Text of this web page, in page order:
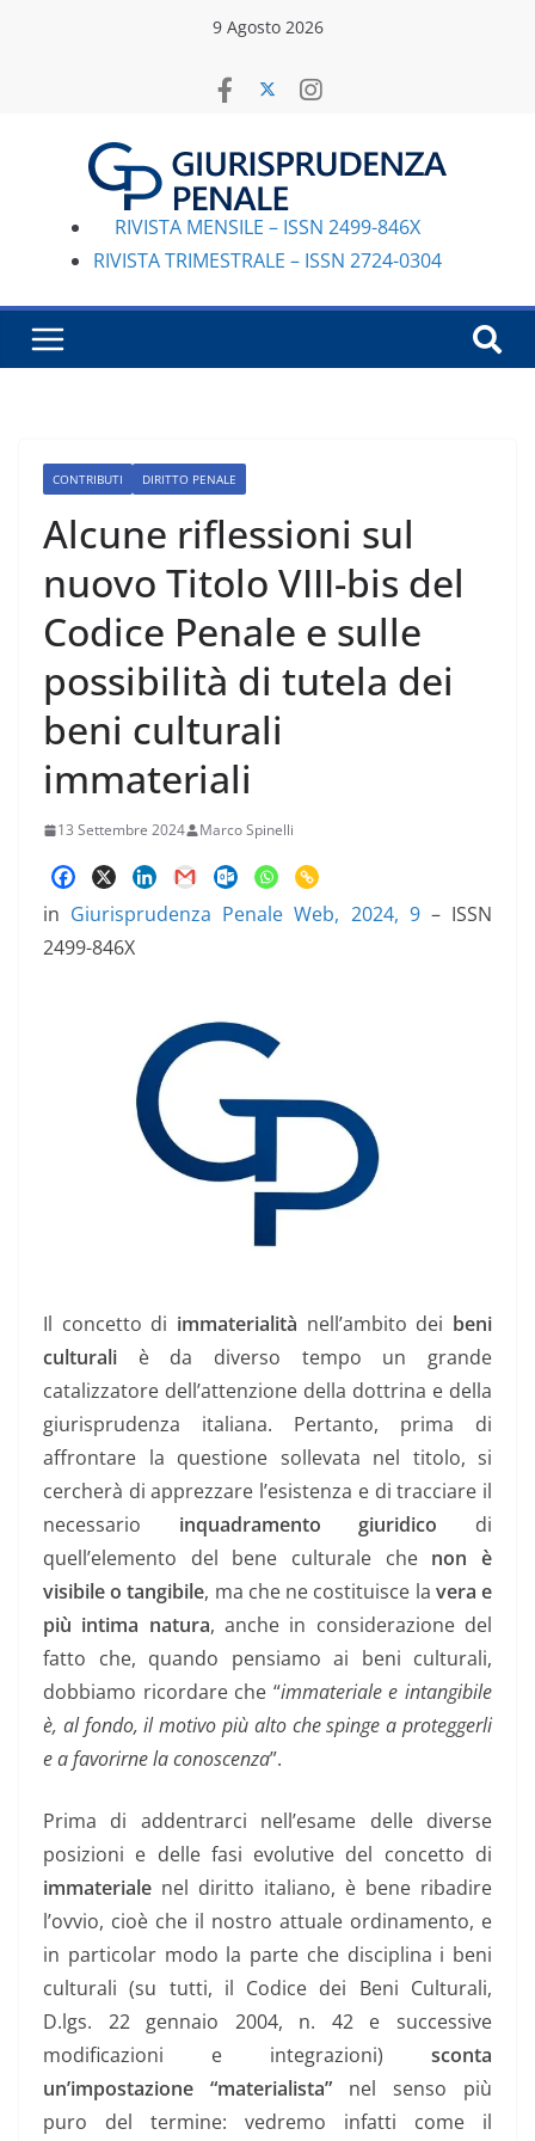
9 Agosto 2026
RIVISTA MENSILE – ISSN 2499-846X
RIVISTA TRIMESTRALE – ISSN 2724-0304
CONTRIBUTI DIRITTO PENALE
Alcune riflessioni sul
nuovo Titolo VIII-bis del
Codice Penale e sulle
possibilità di tutela dei
beni culturali
immateriali
13 Settembre 2024 Marco Spinelli
in Giurisprudenza Penale Web, 2024, 9– ISSN
2499-846X
Il concetto di immaterialità nell’ambito dei beni
culturali è da diverso tempo un grande
catalizzatore dell’attenzione della dottrina e della
giurisprudenza italiana. Pertanto, prima di
affrontare la questione sollevata nel titolo, si
cercherà di apprezzare l’esistenza e di tracciare il
necessario inquadramento giuridico di
quell’elemento del bene culturale che non è
visibile o tangibile, ma che ne costituisce la vera e
più intima natura, anche in considerazione del
fatto che, quando pensiamo ai beni culturali,
dobbiamo ricordare che “immateriale e intangibile
è, al fondo, il motivo più alto che spinge a proteggerli
e a favorirne la conoscenza”.
Prima di addentrarci nell’esame delle diverse
posizioni e delle fasi evolutive del concetto di
immateriale nel diritto italiano, è bene ribadire
l’ovvio, cioè che il nostro attuale ordinamento, e
in particolar modo la parte che disciplina i beni
culturali (su tutti, il Codice dei Beni Culturali,
D.lgs. 22 gennaio 2004, n. 42 e successive
modificazioni e integrazioni) sconta
un’impostazione “materialista” nel senso più
puro del termine: vedremo infatti come il